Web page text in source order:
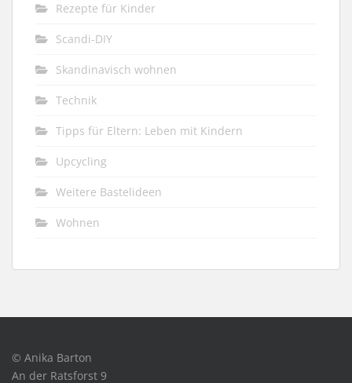
Rezepte für Kinder
Scandi-DIY
Skandinavisch wohnen
Technik
Tipps für Eltern: Leben mit Kindern
Upcycling
Weitere Bastelideen
Wohnen
© Anika Barton
An der Ratsforst 9